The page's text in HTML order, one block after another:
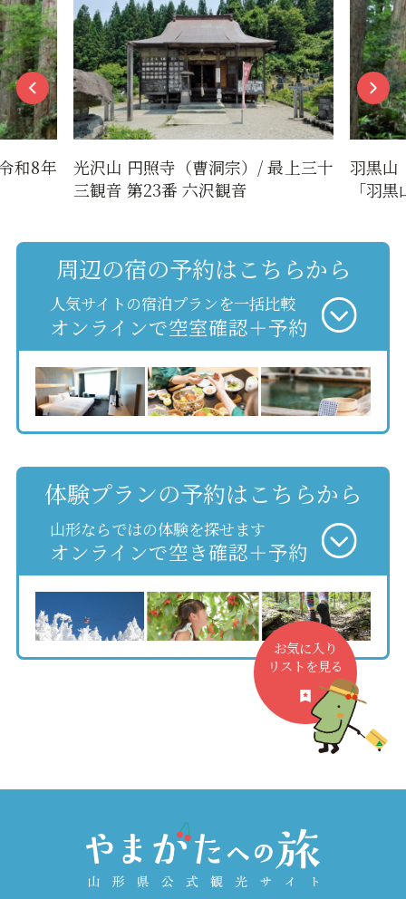
和8年
光沢山 円照寺（曹洞宗）/ 最上三十
三観音 第23番 六沢観音
羽黒山
「羽
周辺の宿の予約はこちらから
人気サイトの宿泊プランを一括比較
オンラインで空室確認＋予約
体験プランの予約はこちらから
山形ならではの体験を探せます
オンラインで空き確認＋予約
お気に入り
リストを見る